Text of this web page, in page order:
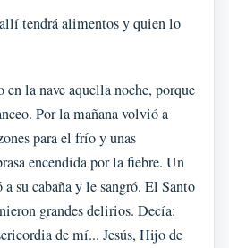
tendrá alimentos y quien lo
en la nave aquella noche, porque
Por la mañana volvió a
para el frío y unas
encendida por la fiebre. Un
su cabaña y le sangró. El Santo
grandes delirios. Decía:
de mí... Jesús, Hijo de